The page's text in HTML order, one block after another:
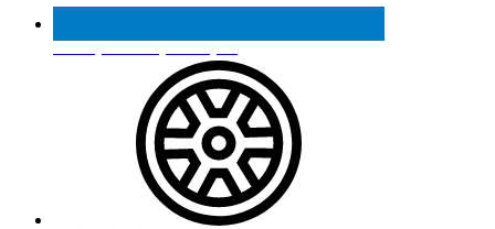
Реестр МинПромТорга